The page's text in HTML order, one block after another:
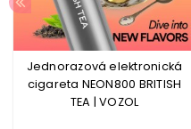
Jednorazová elektronická
cigareta NEON800 BRITISH
TEA | VOZOL